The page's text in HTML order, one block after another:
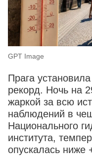
GPT Image
Прага
рекорд. Ночь на
жаркой за всю
наблюдений в
Национального
института,
опускалась ниже